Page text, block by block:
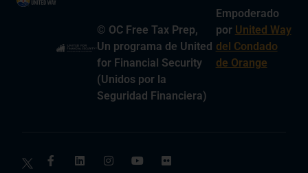
© OC Free Tax Prep,
Un programa de United
for Financial Security
(Unidos por la
Seguridad Financiera)
Empoderado
por United Way
del Condado
de Orange